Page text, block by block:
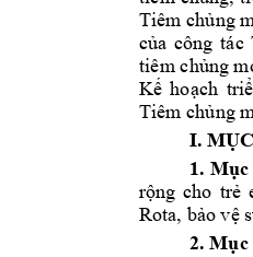
Tiêm chủng
của công tác
tiêm chủng
Kế hoạch
Tiêm chủng
I. MỤC
1. Mục
rộng cho trẻ
Rota, bảo vệ
2. Mục